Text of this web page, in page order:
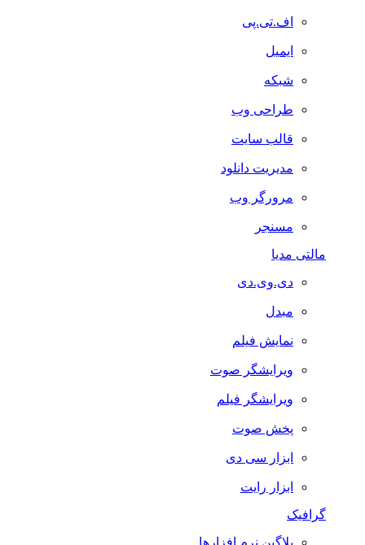
اف.تی.پی
ایمیل
شبکه
طراحی وب
قالب سایت
مدیریت دانلود
مرورگر وب
مسنجر
مالتی مدیا
دی.وی.دی
مبدل
نمایش فیلم
ویرایشگر صوت
ویرایشگر فیلم
پخش صوت
ابزار سی دی
ابزار رایت
گرافیک
پلاگین نرم افزارها